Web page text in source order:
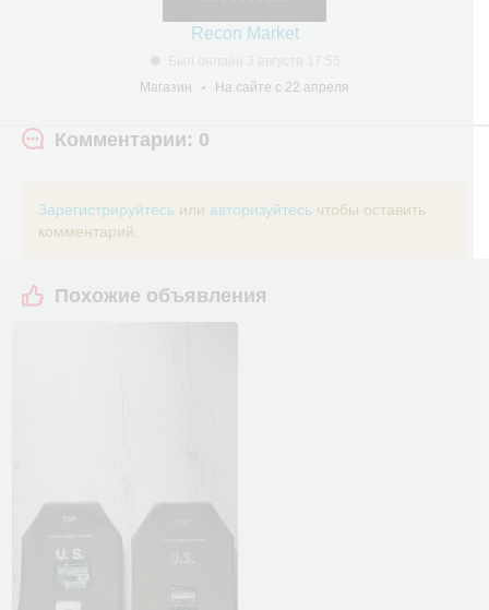
Recon Market
Магазин
На сайте с 22 апреля
Комментарии: 0
Зарегистрируйтесь или авторизуйтесь чтобы оставить
комментарий.
Похожие объявления